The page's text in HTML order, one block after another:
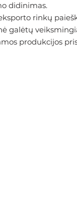
didinimas.
rinkų
galėtų
produkcijos